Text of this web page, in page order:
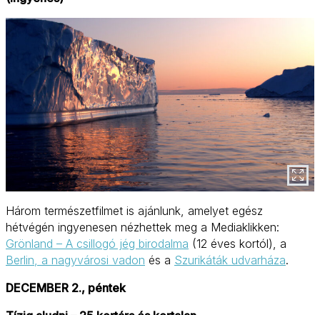
Három természetfilmet is ajánlunk, amelyet egész
hétvégén ingyenesen nézhettek meg a Mediaklikken:
Grönland – A csillogó jég birodalma (12 éves kortól), a
Berlin, a nagyvárosi vadon és a Szurikáták udvarháza.
DECEMBER 2., péntek